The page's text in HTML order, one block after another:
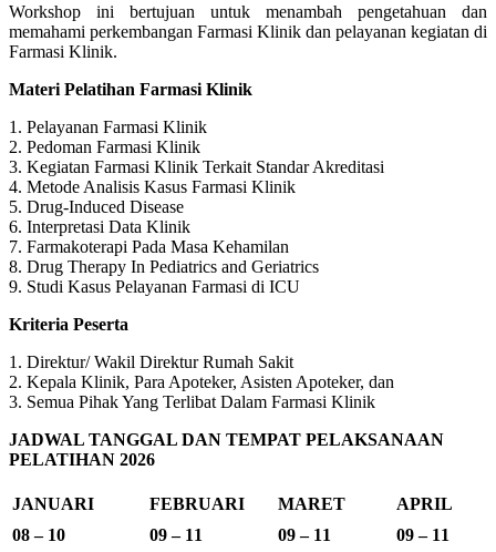
Workshop ini bertujuan untuk menambah pengetahuan dan
memahami perkembangan Farmasi Klinik dan pelayanan kegiatan di
Farmasi Klinik.
Materi Pelatihan Farmasi Klinik
1. Pelayanan Farmasi Klinik
2. Pedoman Farmasi Klinik
3. Kegiatan Farmasi Klinik Terkait Standar Akreditasi
4. Metode Analisis Kasus Farmasi Klinik
5. Drug-Induced Disease
6. Interpretasi Data Klinik
7. Farmakoterapi Pada Masa Kehamilan
8. Drug Therapy In Pediatrics and Geriatrics
9. Studi Kasus Pelayanan Farmasi di ICU
Kriteria Peserta
1. Direktur/ Wakil Direktur Rumah Sakit
2. Kepala Klinik, Para Apoteker, Asisten Apoteker, dan
3. Semua Pihak Yang Terlibat Dalam Farmasi Klinik
JADWAL TANGGAL DAN TEMPAT PELAKSANAAN
PELATIHAN 2026
JANUARI FEBRUARI MARET
APRIL
08 – 10
09 – 11 09 – 11
09 – 11